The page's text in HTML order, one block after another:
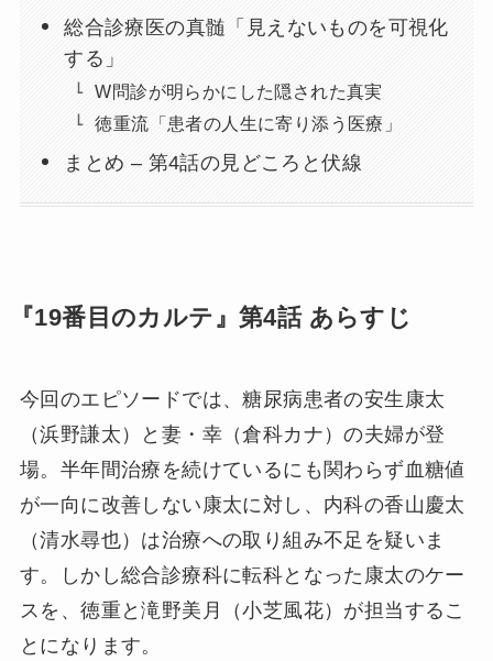
総合診療医の真髄「見えないものを可視化
する」
W問診が明らかにした隠された真実
徳重流「患者の人生に寄り添う医療」
まとめ – 第4話の見どころと伏線
『19番目のカルテ』第4話 あらすじ
今回のエピソードでは、糖尿病患者の安生康太
（浜野謙太）と妻・幸（倉科カナ）の夫婦が登
場。半年間治療を続けているにも関わらず血糖値
が一向に改善しない康太に対し、内科の香山慶太
（清水尋也）は治療への取り組み不足を疑いま
す。しかし総合診療科に転科となった康太のケー
スを、徳重と滝野美月（小芝風花）が担当するこ
とになります。